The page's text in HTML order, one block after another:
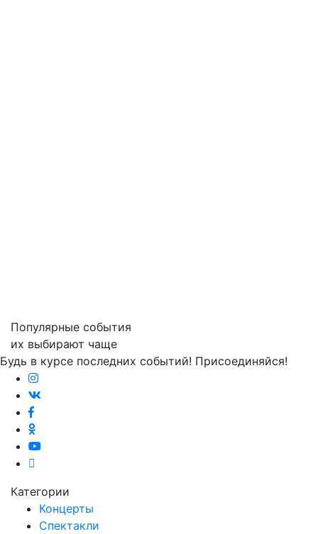
Популярные события
их выбирают чаще
Будь в курсе последних событий! Присоединяйся!
Категории
Концерты
Спектакли